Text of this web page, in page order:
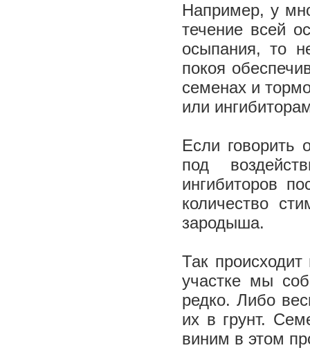
Например, у
течение всей
осыпания, то
покоя
семенах и
или
Если говорить
под
ингибиторов
количество
зародыша.
Так
участке мы
редко. Либо
их в грунт.
виним в этом